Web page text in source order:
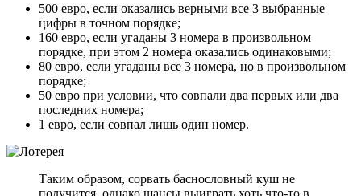
500 евро, если оказались верными все 3 выбранные
цифры в точном порядке;
160 евро, если угаданы 3 номера в произвольном
порядке, при этом 2 номера оказались одинаковыми;
80 евро, если угаданы все 3 номера, но в произвольном
порядке;
50 евро при условии, что совпали два первых или два
последних номера;
1 евро, если совпал лишь один номер.
Таким образом, сорвать баснословный куш не
получится, однако шансы выиграть хоть что-то в